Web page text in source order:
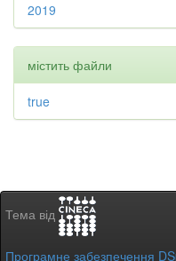
2019
містить файли
true
Тема від
Програмне забезпечення